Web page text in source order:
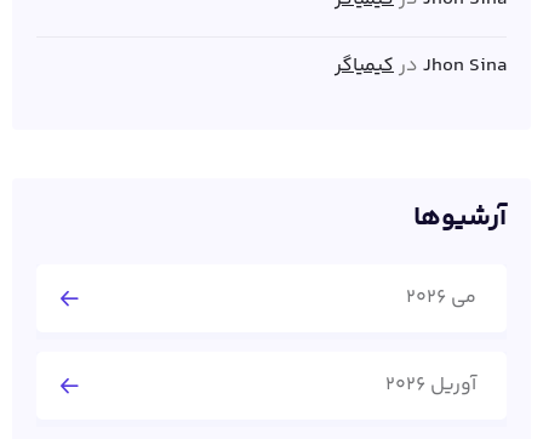
Jhon Sina درکیمیاگر
آرشیوها
می 2026
آوریل 2026